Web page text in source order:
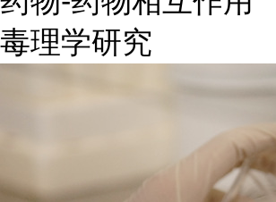
毒理学研究